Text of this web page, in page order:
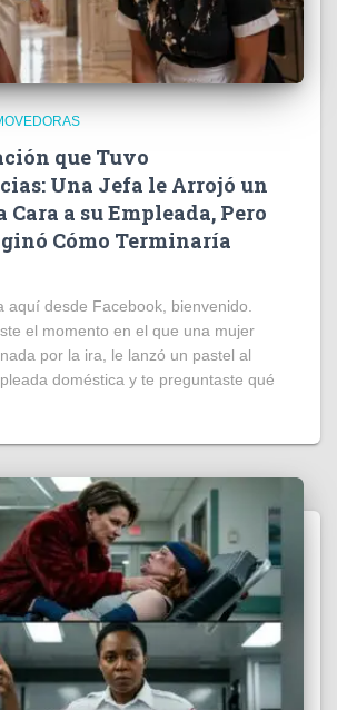
que Tuvo
Una Jefa le Arrojó un
Cara a su Empleada, Pero
Cómo Terminaría
aquí desde Facebook, bienvenido.
el momento en el que una mujer
por la ira, le lanzó un pastel al
doméstica y te preguntaste qué